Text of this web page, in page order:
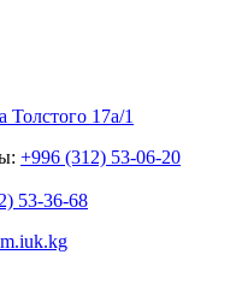
Толстого 17а/1
+996 (312) 53-06-20
53-36-68